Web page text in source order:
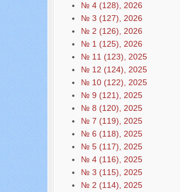
№ 4 (128), 2026
№ 3 (127), 2026
№ 2 (126), 2026
№ 1 (125), 2026
№ 11 (123), 2025
№ 12 (124), 2025
№ 10 (122), 2025
№ 9 (121), 2025
№ 8 (120), 2025
№ 7 (119), 2025
№ 6 (118), 2025
№ 5 (117), 2025
№ 4 (116), 2025
№ 3 (115), 2025
№ 2 (114), 2025